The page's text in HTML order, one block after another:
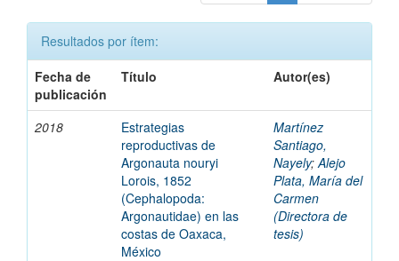
Resultados por ítem:
Fecha de
publicación
Título Autor(es)
2018
Estrategias
reproductivas de
Argonauta nouryi
Lorois, 1852
(Cephalopoda:
Argonautidae) en las
costas de Oaxaca,
México
Martínez
Santiago,
Nayely;Alejo
Plata, María del
Carmen
(Directora de
tesis)